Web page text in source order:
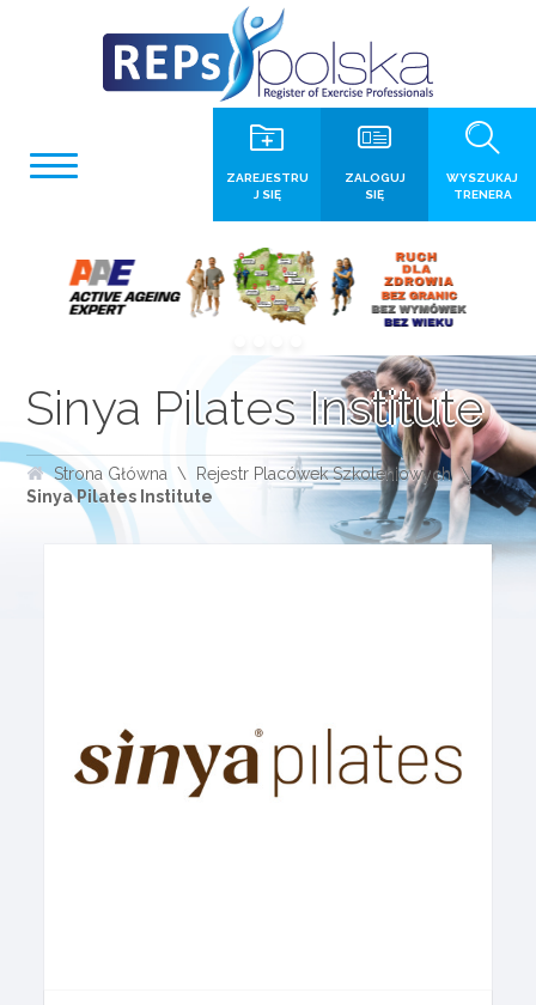
WYSZUKAJ
TRENERA
ZALOGUJ
SIĘ
ZAREJESTRU
J SIĘ
Sinya Pilates Institute
Strona Główna
Rejestr Placówek Szkoleniowych
Sinya Pilates Institute